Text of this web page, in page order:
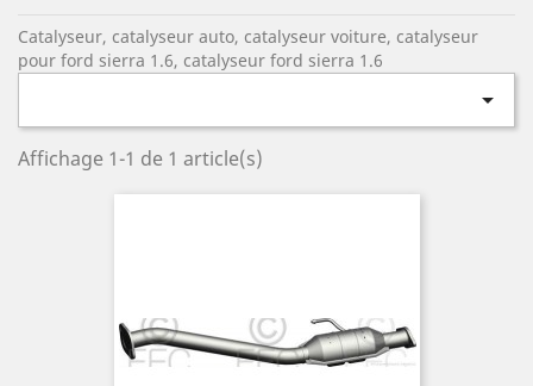
Catalyseur, catalyseur auto, catalyseur voiture, catalyseur
pour ford sierra 1.6, catalyseur ford sierra 1.6

Affichage 1-1 de 1 article(s)